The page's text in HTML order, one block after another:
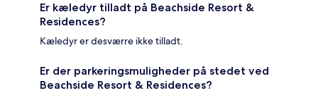
Er kæledyr tilladt på Beachside Resort &
Residences?
Kæledyr er desværre ikke tilladt.
Er der parkeringsmuligheder på stedet ved
Beachside Resort & Residences?